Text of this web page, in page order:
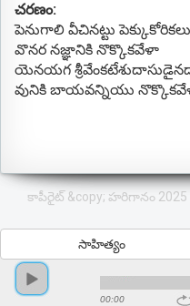
చరణం:
పెనుగాలి వీచినట్టు
వొనర నజ్ఞానికి నొక్కొకవేళా
యెనయగ
వునికి బాయవన్నియు
కాపీరైట్ &copy; హరిగానం 2025
సాహిత్యం
00:00